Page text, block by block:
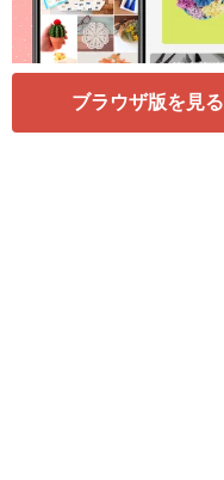
ブラウザ版を見る